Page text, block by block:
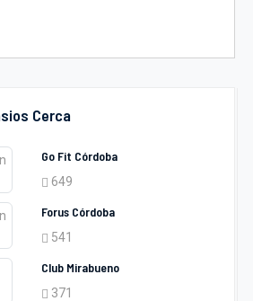
Cerca
Go Fit Córdoba
649
Forus Córdoba
541
Club Mirabueno
371